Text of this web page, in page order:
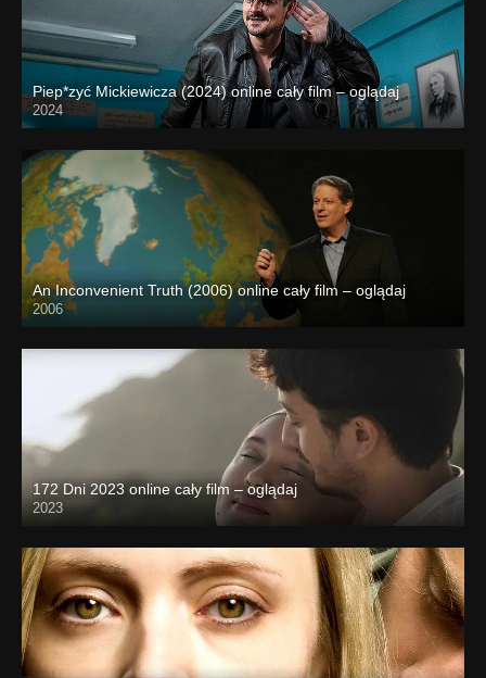
Piep*zyć Mickiewicza (2024) online cały film – oglądaj
2024
An Inconvenient Truth (2006) online cały film – oglądaj
2006
172 Dni 2023 online cały film – oglądaj
2023